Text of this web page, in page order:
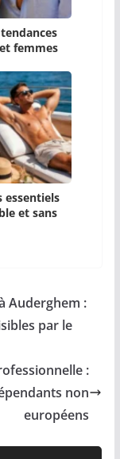
femmes
essentiels
et sans
Auderghem :
par le
:
non
européens